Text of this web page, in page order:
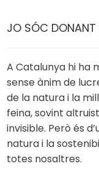
JO SÓC DONANT
A Catalunya hi ha
sense ànim de
de la natura i la
feina, sovint
invisible. Però és
natura i la
totes nosaltres.